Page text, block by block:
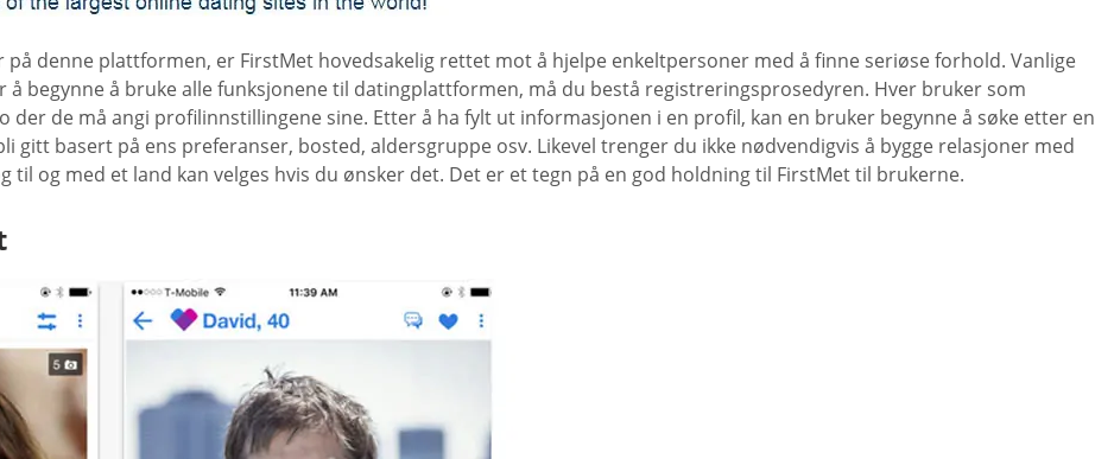
denne plattformen, er FirstMet hovedsakelig rettet mot å hjelpe enkeltpersoner med å finne seriøse forhold. Vanlige
begynne å bruke alle funksjonene til datingplattformen, må du bestå registreringsprosedyren. Hver bruker som
der de må angi profilinnstillingene sine. Etter å ha fylt ut informasjonen i en profil, kan en bruker begynne å søke etter en
gitt basert på ens preferanser, bosted, aldersgruppe osv. Likevel trenger du ikke nødvendigvis å bygge relasjoner med
til og med et land kan velges hvis du ønsker det. Det er et tegn på en god holdning til FirstMet til brukerne.